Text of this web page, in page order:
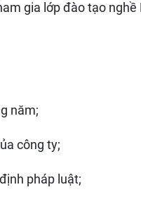
gia lớp đào tạo nghề
năm;
công ty;
pháp luật;